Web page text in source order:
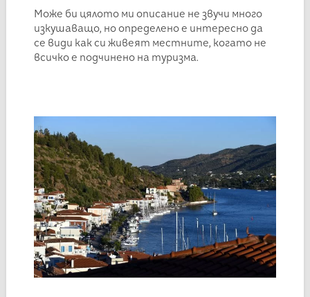
Може би цялото ми описание не звучи много
изкушаващо, но определено е интересно да
се види как си живеят местните, когато не
всичко е подчинено на туризма.